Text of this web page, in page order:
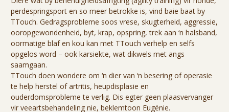
perdespringsport en so meer betrokke is, vind baie baat by
TTouch. Gedragsprobleme soos vrese, skugterheid, aggressie,
ooropgewondenheid, byt, krap, opspring, trek aan ‘n halsband,
oormatige blaf en kou kan met TTouch verhelp en selfs
opgelos word – ook karsiekte, wat dikwels met angs
saamgaan.
TTouch doen wondere om ‘n dier van ‘n besering of operasie
te help herstel of artritis, heupdisplasie en
ouderdomsprobleme te verlig. Dis egter geen plaasvervanger
vir veeartsbehandeling nie, beklemtoon Eugénie.